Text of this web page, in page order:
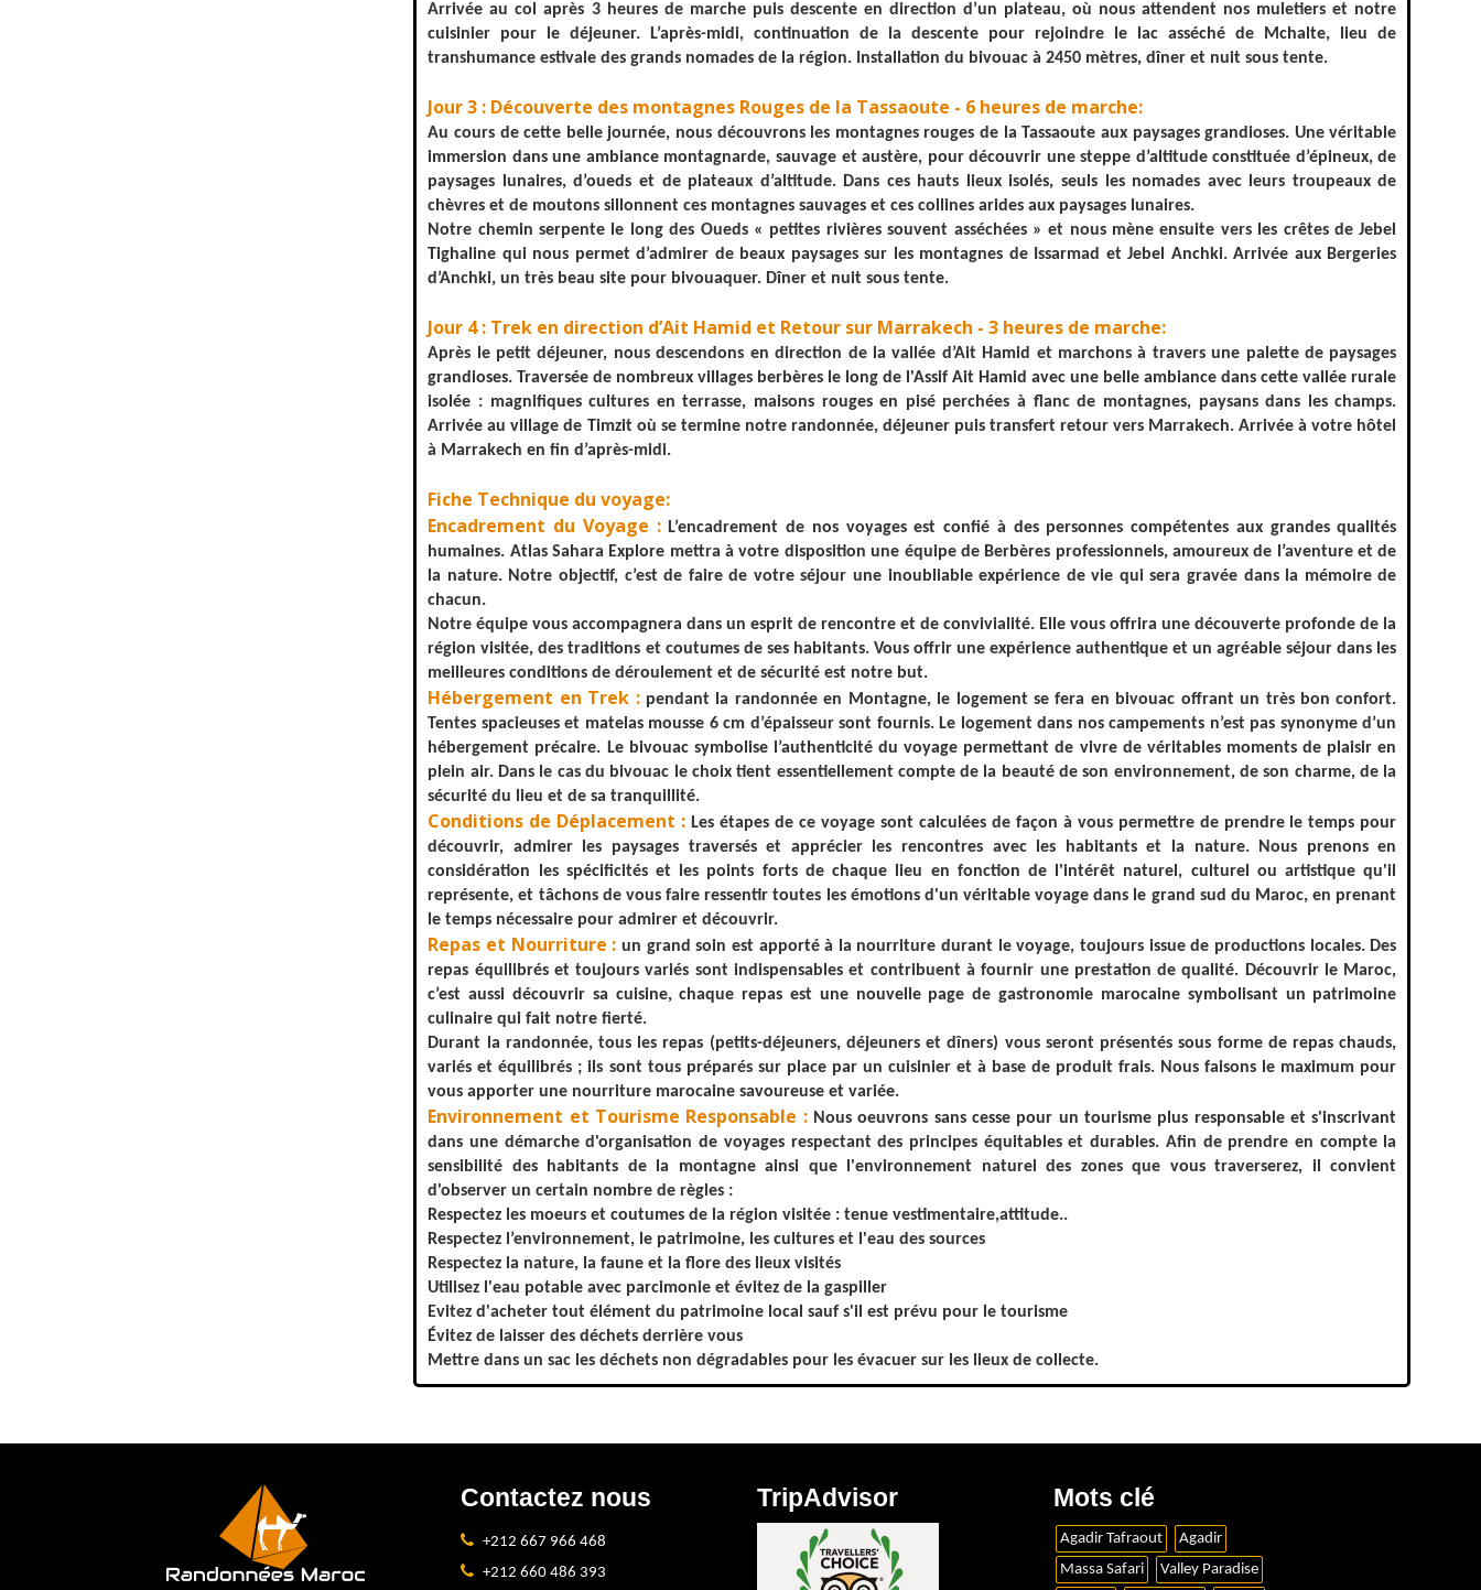
Arrivée au col après 3 heures de marche puis descente en direction d’un plateau, où nous attendent nos muletiers et notre
cuisinier pour le déjeuner. L’après-midi, continuation de la descente pour rejoindre le lac asséché de Mchalte, lieu de
transhumance estivale des grands nomades de la région. Installation du bivouac à 2450 mètres, dîner et nuit sous tente.
Jour 3 : Découverte des montagnes Rouges de la Tassaoute - 6 heures de marche:
Au cours de cette belle journée, nous découvrons les montagnes rouges de la Tassaoute aux paysages grandioses. Une véritable
immersion dans une ambiance montagnarde, sauvage et austère, pour découvrir une steppe d’altitude constituée d’épineux, de
paysages lunaires, d’oueds et de plateaux d’altitude. Dans ces hauts lieux isolés, seuls les nomades avec leurs troupeaux de
chèvres et de moutons sillonnent ces montagnes sauvages et ces collines arides aux paysages lunaires.
Notre chemin serpente le long des Oueds « petites rivières souvent asséchées » et nous mène ensuite vers les crêtes de Jebel
Tighaline qui nous permet d’admirer de beaux paysages sur les montagnes de Issarmad et Jebel Anchki. Arrivée aux Bergeries
d’Anchki, un très beau site pour bivouaquer. Dîner et nuit sous tente.
Jour 4 : Trek en direction d’Ait Hamid et Retour sur Marrakech - 3 heures de marche:
Après le petit déjeuner, nous descendons en direction de la vallée d’Ait Hamid et marchons à travers une palette de paysages
grandioses. Traversée de nombreux villages berbères le long de l'Assif Ait Hamid avec une belle ambiance dans cette vallée rurale
isolée : magnifiques cultures en terrasse, maisons rouges en pisé perchées à flanc de montagnes, paysans dans les champs.
Arrivée au village de Timzit où se termine notre randonnée, déjeuner puis transfert retour vers Marrakech. Arrivée à votre hôtel
à Marrakech en fin d’après-midi.
Fiche Technique du voyage:
Encadrement du Voyage :L’encadrement de nos voyages est confié à des personnes compétentes aux grandes qualités
humaines. Atlas Sahara Explore mettra à votre disposition une équipe de Berbères professionnels, amoureux de l’aventure et de
la nature. Notre objectif, c’est de faire de votre séjour une inoubliable expérience de vie qui sera gravée dans la mémoire de
chacun.
Notre équipe vous accompagnera dans un esprit de rencontre et de convivialité. Elle vous offrira une découverte profonde de la
région visitée, des traditions et coutumes de ses habitants. Vous offrir une expérience authentique et un agréable séjour dans les
meilleures conditions de déroulement et de sécurité est notre but.
Hébergement en Trek :pendant la randonnée en Montagne, le logement se fera en bivouac offrant un très bon confort.
Tentes spacieuses et matelas mousse 6 cm d’épaisseur sont fournis. Le logement dans nos campements n’est pas synonyme d’un
hébergement précaire. Le bivouac symbolise l’authenticité du voyage permettant de vivre de véritables moments de plaisir en
plein air. Dans le cas du bivouac le choix tient essentiellement compte de la beauté de son environnement, de son charme, de la
sécurité du lieu et de sa tranquillité.
Conditions de Déplacement : Les étapes de ce voyage sont calculées de façon à vous permettre de prendre le temps pour
découvrir, admirer les paysages traversés et apprécier les rencontres avec les habitants et la nature. Nous prenons en
considération les spécificités et les points forts de chaque lieu en fonction de l'intérêt naturel, culturel ou artistique qu'il
représente, et tâchons de vous faire ressentir toutes les émotions d'un véritable voyage dans le grand sud du Maroc, en prenant
le temps nécessaire pour admirer et découvrir.
Repas et Nourriture : un grand soin est apporté à la nourriture durant le voyage, toujours issue de productions locales. Des
repas équilibrés et toujours variés sont indispensables et contribuent à fournir une prestation de qualité. Découvrir le Maroc,
c’est aussi découvrir sa cuisine, chaque repas est une nouvelle page de gastronomie marocaine symbolisant un patrimoine
culinaire qui fait notre fierté.
Durant la randonnée, tous les repas (petits-déjeuners, déjeuners et dîners) vous seront présentés sous forme de repas chauds,
variés et équilibrés ; ils sont tous préparés sur place par un cuisinier et à base de produit frais. Nous faisons le maximum pour
vous apporter une nourriture marocaine savoureuse et variée.
Environnement et Tourisme Responsable :Nous oeuvrons sans cesse pour un tourisme plus responsable et s'inscrivant
dans une démarche d'organisation de voyages respectant des principes équitables et durables. Afin de prendre en compte la
sensibilité des habitants de la montagne ainsi que l'environnement naturel des zones que vous traverserez, il convient
d'observer un certain nombre de règles :
Respectez les moeurs et coutumes de la région visitée : tenue vestimentaire,attitude..
Respectez l’environnement, le patrimoine, les cultures et l'eau des sources
Respectez la nature, la faune et la flore des lieux visités
Utilisez l'eau potable avec parcimonie et évitez de la gaspiller
Evitez d'acheter tout élément du patrimoine local sauf s'il est prévu pour le tourisme
Évitez de laisser des déchets derrière vous
Mettre dans un sac les déchets non dégradables pour les évacuer sur les lieux de collecte.
Contactez nous
+212 667 966 468
+212 660 486 393
TripAdvisor Mots clé
Agadir Tafraout
Agadir
Massa Safari
Valley Paradise